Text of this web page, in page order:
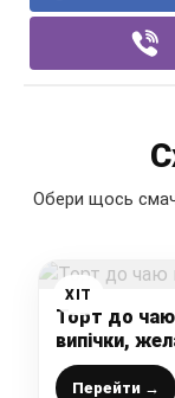
Обери щось
ХІТ
Торт до
випічки,
Перейти →